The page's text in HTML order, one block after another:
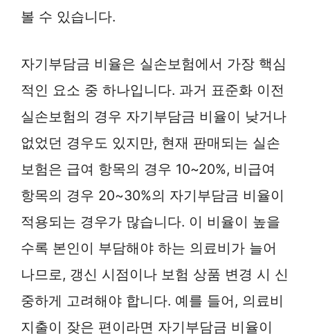
볼 수 있습니다.
자기부담금 비율은 실손보험에서 가장 핵심
적인 요소 중 하나입니다. 과거 표준화 이전
실손보험의 경우 자기부담금 비율이 낮거나
없었던 경우도 있지만, 현재 판매되는 실손
보험은 급여 항목의 경우 10~20%, 비급여
항목의 경우 20~30%의 자기부담금 비율이
적용되는 경우가 많습니다. 이 비율이 높을
수록 본인이 부담해야 하는 의료비가 늘어
나므로, 갱신 시점이나 보험 상품 변경 시 신
중하게 고려해야 합니다. 예를 들어, 의료비
지출이 잦은 편이라면 자기부담금 비율이